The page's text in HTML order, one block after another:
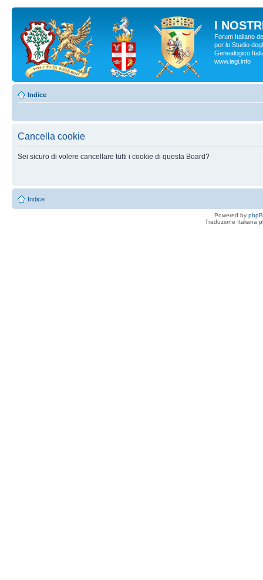
I
Forum Italiano
per lo Studio
Genealogico
www.iagi.info
Indice
Cancella cookie
Sei sicuro di volere cancellare tutti i cookie di questa Board?
Indice
Powered by
Traduzione Italiana